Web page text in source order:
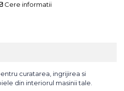
Cere informatii
curatarea, ingrijirea si
din interiorul masinii tale.